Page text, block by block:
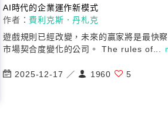
AI 時代的企業運作新模式
作者： 費利克斯．丹札克
遊戲規則已經改變，未來的贏家將是最快
市場契合度變化的公司。 The rules of...
2025-12-17 ／ 1960 5